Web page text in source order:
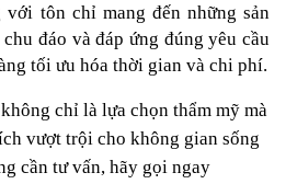
với tôn chỉ mang đến những sản
đáo và đáp ứng đúng yêu cầu
tối ưu hóa thời gian và chi phí.
chỉ là lựa chọn thẩm mỹ mà
vượt trội cho không gian sống
cần tư vấn, hãy gọi ngay